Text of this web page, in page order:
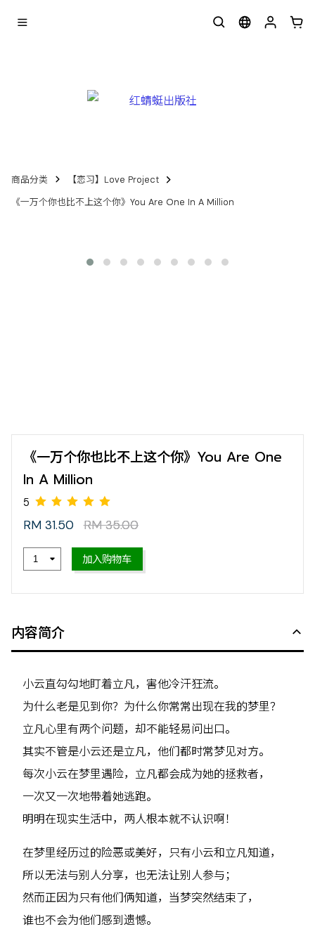
商品分类
【恋习】Love Project
《一万个你也比不上这个你》You Are One In A Million
《一万个你也比不上这个你》You Are One
In A Million
5
RM 31.50 RM 35.00
加入购物车
内容简介
小云直勾勾地盯着立凡，害他冷汗狂流。
为什么老是见到你？为什么你常常出现在我的梦里？
立凡心里有两个问题，却不能轻易问出口。
其实不管是小云还是立凡，他们都时常梦见对方。
每次小云在梦里遇险，立凡都会成为她的拯救者，
一次又一次地带着她逃跑。
明明在现实生活中，两人根本就不认识啊！
在梦里经历过的险恶或美好，只有小云和立凡知道，
所以无法与别人分享，也无法让别人参与；
然而正因为只有他们俩知道，当梦突然结束了，
谁也不会为他们感到遗憾。